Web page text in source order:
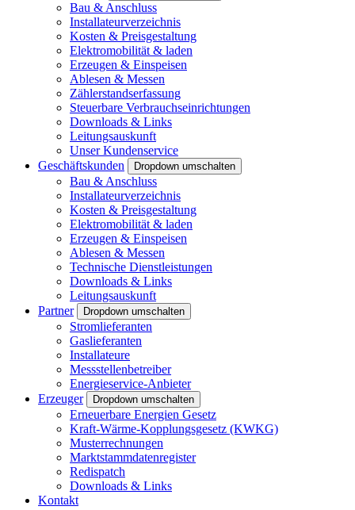
Bau & Anschluss
Installateurverzeichnis
Kosten & Preisgestaltung
Elektromobilität & laden
Erzeugen & Einspeisen
Ablesen & Messen
Zählerstandserfassung
Steuerbare Verbrauchseinrichtungen
Downloads & Links
Leitungsauskunft
Unser Kundenservice
Geschäftskunden
Dropdown umschalten
Bau & Anschluss
Installateurverzeichnis
Kosten & Preisgestaltung
Elektromobilität & laden
Erzeugen & Einspeisen
Ablesen & Messen
Technische Dienstleistungen
Downloads & Links
Leitungsauskunft
Partner
Dropdown umschalten
Stromlieferanten
Gaslieferanten
Installateure
Messstellenbetreiber
Energieservice-Anbieter
Erzeuger
Dropdown umschalten
Erneuerbare Energien Gesetz
Kraft-Wärme-Kopplungsgesetz (KWKG)
Musterrechnungen
Marktstammdatenregister
Redispatch
Downloads & Links
Kontakt